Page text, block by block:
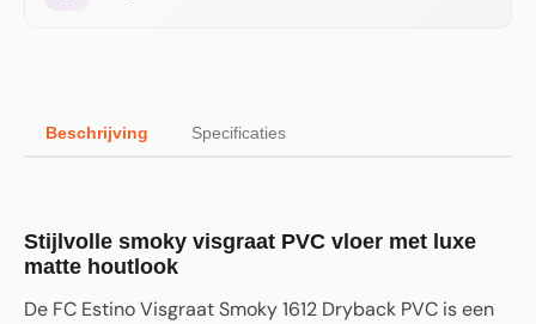
Beschrijving Specificaties
Stijlvolle smoky visgraat PVC vloer met luxe
matte houtlook
De FC Estino Visgraat Smoky 1612 Dryback PVC is een